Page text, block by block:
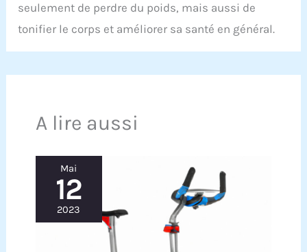
seulement de perdre du poids, mais aussi de
tonifier le corps et améliorer sa santé en général.
A lire aussi
Mai
12
2023